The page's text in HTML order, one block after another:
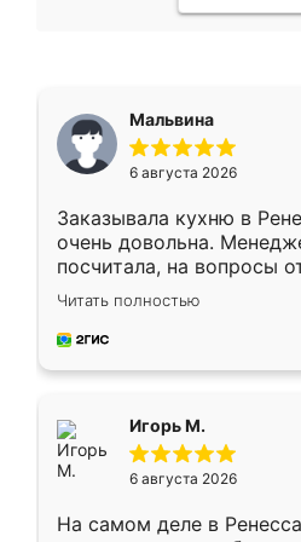
Мальвина
6 августа 2026
Заказывала кухню в
очень довольна.
посчитала, на вопросы
Замерщик приехал в
делу со всей
за день, ребята
Читать полностью
Игорь М.
6 августа 2026
На самом деле в